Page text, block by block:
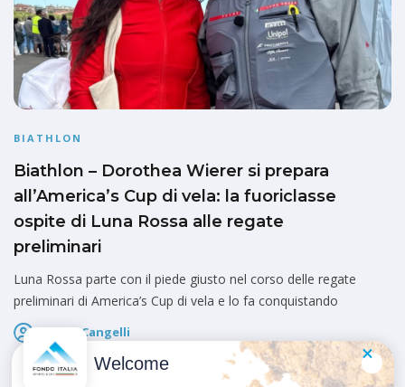
BIATHLON
Biathlon – Dorothea Wierer si prepara
all’America’s Cup di vela: la fuoriclasse
ospite di Luna Rossa alle regate
preliminari
Luna Rossa parte con il piede giusto nel corso delle regate
preliminari di America’s Cup di vela e lo fa conquistando
Marco Cangelli
Pubblicato il
Welcome